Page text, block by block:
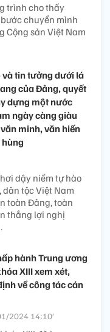
trình cho thấy
chuyển mình
Cộng sản Việt Nam
và tin tưởng dưới lá
của Đảng, quyết
dựng một nước
ngày càng giàu
minh, văn hiến
dậy niềm tự hào
tộc Việt Nam
toàn Đảng, toàn
thắng lợi nghị
hành Trung ương
XIII xem xét,
về công tác cán
2024 14:10’